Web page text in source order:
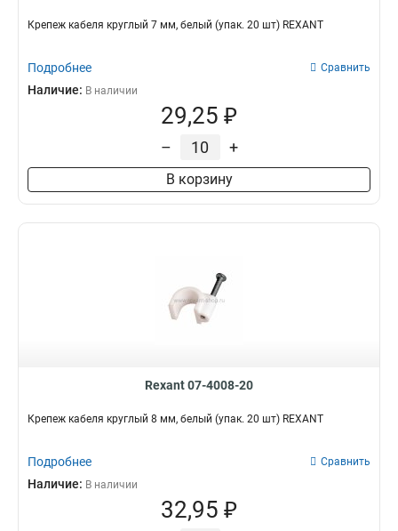
Крепеж кабеля круглый 7 мм, белый (упак. 20 шт) REXANT
Подробнее Сравнить
Наличие: В наличии
29,25 ₽
– +
В корзину
Rexant 07-4008-20
Крепеж кабеля круглый 8 мм, белый (упак. 20 шт) REXANT
Подробнее Сравнить
Наличие: В наличии
32,95 ₽